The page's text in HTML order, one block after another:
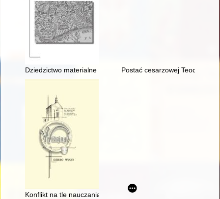
Dziedzictwo materialne i niematerialne ludności mazurskiej w
Postać cesarzowej Teodory w
Konflikt na tle nauczania religii w okresie międzywojennym na